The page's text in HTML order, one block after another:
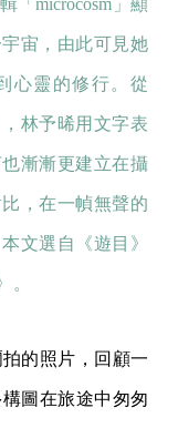
「microcosm」顯
宙，由此可見她
心靈的修行。從
林予晞用文字表
漸漸更建立在攝
，在一幀無聲的
文選自《遊目》
。
的照片，回顧一
圖在旅途中匆匆